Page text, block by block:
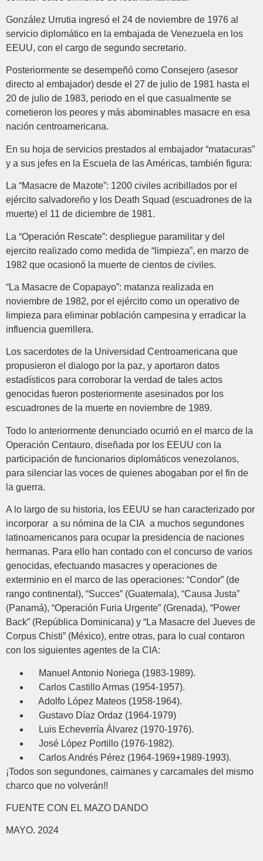
González Urrutia ingresó el 24 de noviembre de 1976 al
servicio diplomático en la embajada de Venezuela en los
EEUU, con el cargo de segundo secretario.
Posteriormente se desempeñó como Consejero (asesor
directo al embajador) desde el 27 de julio de 1981 hasta el
20 de julio de 1983, periodo en el que casualmente se
cometieron los peores y más abominables masacre en esa
nación centroamericana.
En su hoja de servicios prestados al embajador “matacuras”
y a sus jefes en la Escuela de las Américas, también figura:
La “Masacre de Mazote”: 1200 civiles acribillados por el
ejército salvadoreño y los Death Squad (escuadrones de la
muerte) el 11 de diciembre de 1981.
La “Operación Rescate”: despliegue paramilitar y del
ejercito realizado como medida de “limpieza”, en marzo de
1982 que ocasionó la muerte de cientos de civiles.
“La Masacre de Copapayo”: matanza realizada en
noviembre de 1982, por el ejército como un operativo de
limpieza para eliminar población campesina y erradicar la
influencia guerrillera.
Los sacerdotes de la Universidad Centroamericana que
propusieron el dialogo por la paz, y aportaron datos
estadísticos para corroborar la verdad de tales actos
genocidas fueron posteriormente asesinados por los
escuadrones de la muerte en noviembre de 1989.
Todo lo anteriormente denunciado ocurrió en el marco de la
Operación Centauro, diseñada por los EEUU con la
participación de funcionarios diplomáticos venezolanos,
para silenciar las voces de quienes abogaban por el fin de
la guerra.
A lo largo de su historia, los EEUU se han caracterizado por
incorporar a su nómina de la CIA a muchos segundones
latinoamericanos para ocupar la presidencia de naciones
hermanas. Para ello han contado con el concurso de varios
genocidas, efectuando masacres y operaciones de
exterminio en el marco de las operaciones: “Condor” (de
rango continental), “Succes” (Guatemala), “Causa Justa”
(Panamá), “Operación Furia Urgente” (Grenada), “Power
Back” (República Dominicana) y “La Masacre del Jueves de
Corpus Chisti” (México), entre otras, para lo cual contaron
con los siguientes agentes de la CIA:
Manuel Antonio Noriega (1983-1989).
Carlos Castillo Armas (1954-1957).
Adolfo López Mateos (1958-1964).
Gustavo Díaz Ordaz (1964-1979)
Luis Echeverría Álvarez (1970-1976).
José López Portillo (1976-1982).
Carlos Andrés Pérez (1964-1969+1989-1993).
¡Todos son segundones, caimanes y carcamales del mismo
charco que no volverán!!
FUENTE CON EL MAZO DANDO
MAYO. 2024